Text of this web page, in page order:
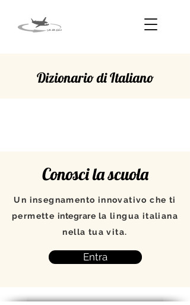
Dizionario di Italiano
Conosci la scuola
Un insegnamento innovativo che ti
permette integrare la lingua italiana
nella tua vita.
Entra